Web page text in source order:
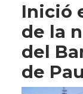
Inició
de la
del
de